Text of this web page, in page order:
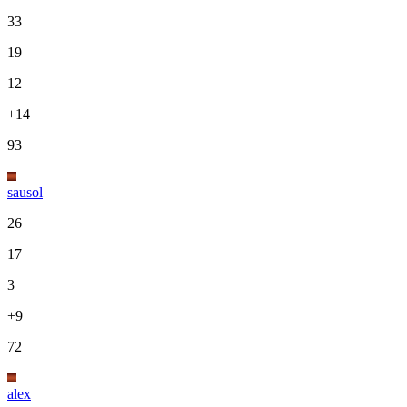
33
19
12
+14
93
sausol
26
17
3
+9
72
alex